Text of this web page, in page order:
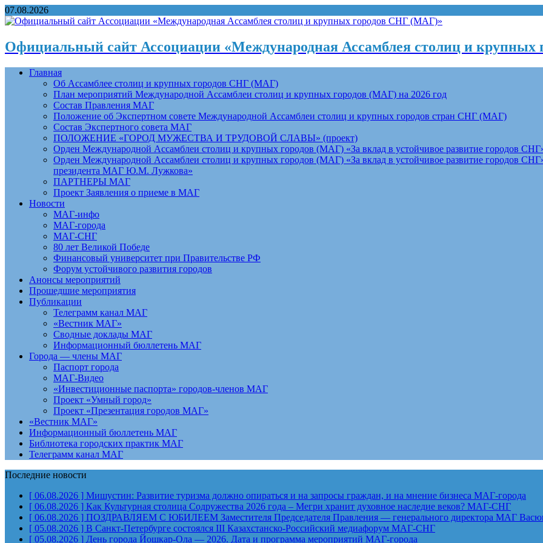
07.08.2026
Официальный сайт Ассоциации «Международная Ассамблея столиц и
Главная
Об Ассамблее столиц и крупных городов СНГ (МАГ)
План мероприятий Международной Ассамблеи столиц и крупных городов (МАГ) на 2026 год
Состав Правления МАГ
Положение об Экспертном совете Международной Ассамблеи столиц и крупных городов стран СНГ (МАГ)
Состав Экспертного совета МАГ
ПОЛОЖЕНИЕ «ГОРОД МУЖЕСТВА И ТРУДОВОЙ СЛАВЫ» (проект)
Орден Международной Ассамблеи столиц и крупных городов (МАГ) «За вклад в устойчивое развитие городов
Орден Международной Ассамблеи столиц и крупных городов (МАГ) «За вклад в устойчивое развитие городов
президента МАГ Ю.М. Лужкова»
ПАРТНЕРЫ МАГ
Проект Заявления о приеме в МАГ
Новости
МАГ-инфо
МАГ-города
МАГ-СНГ
80 лет Великой Победе
Финансовый университет при Правительстве РФ
Форум устойчивого развития городов
Анонсы мероприятий
Прошедшие мероприятия
Публикации
Телеграмм канал МАГ
«Вестник МАГ»
Сводные доклады МАГ
Информационный бюллетень МАГ
Города — члены МАГ
Паспорт города
МАГ-Видео
«Инвестиционные паспорта» городов-членов МАГ
Проект «Умный город»
Проект «Презентация городов МАГ»
«Вестник МАГ»
Информационный бюллетень МАГ
Библиотека городских практик МАГ
Телеграмм канал МАГ
Последние новости
[ 06.08.2026 ] Мишустин: Развитие туризма должно опираться и на запросы граждан, и на мнение бизнеса МАГ-города
[ 06.08.2026 ] Как Культурная столица Содружества 2026 года – Мегри хранит духовное наследие веков? МАГ-СНГ
[ 06.08.2026 ] ПОЗДРАВЛЯЕМ С ЮБИЛЕЕМ Заместителя Председателя Правления — генерального директора МАГ
[ 05.08.2026 ] В Санкт-Петербурге состоялся III Казахстанско-Российский медиафорум МАГ-СНГ
[ 05.08.2026 ] День города Йошкар-Ола — 2026. Дата и программа мероприятий МАГ-города